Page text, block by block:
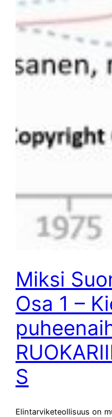
Miksi
Osa 1 –
S
Elintarviketeollisuus on